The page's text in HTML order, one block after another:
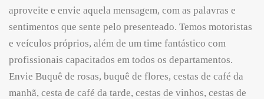
aproveite e envie aquela mensagem, com as palavras e
sentimentos que sente pelo presenteado. Temos motoristas
e veículos próprios, além de um time fantástico com
profissionais capacitados em todos os departamentos.
Envie Buquê de rosas, buquê de flores, cestas de café da
manhã, cesta de café da tarde, cestas de vinhos, cestas de